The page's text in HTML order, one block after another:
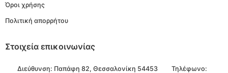
Όροι χρήσης
Πολιτική απορρήτου
Στοιχεία επικοινωνίας
Διεύθυνση: Παπάφη 82, Θεσσαλονίκη 54453
Τηλέφωνο: